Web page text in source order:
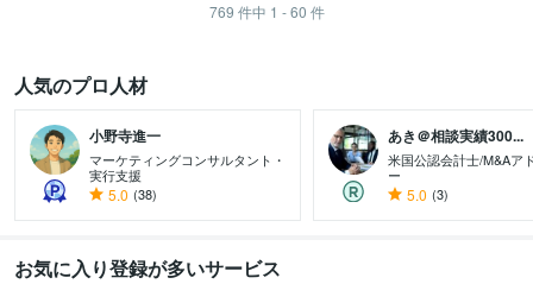
769 件中 1 - 60 件
人気のプロ人材
小野寺進一
マーケティングコンサルタント・
実行支援
5.0 (38)
あき＠相談実績300...
米国公認会計士/M&Aア
ー
5.0 (3)
お気に入り登録が多いサービス